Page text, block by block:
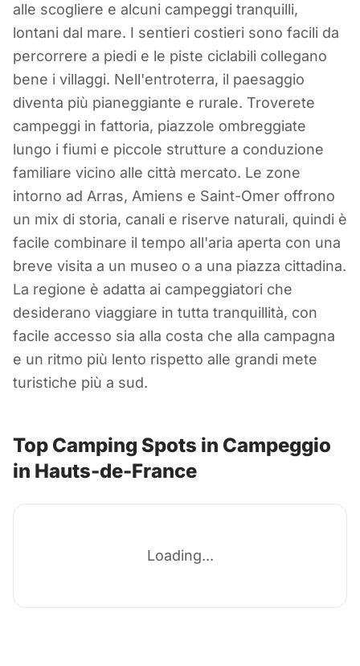
alle scogliere e alcuni campeggi tranquilli,
lontani dal mare. I sentieri costieri sono facili da
percorrere a piedi e le piste ciclabili collegano
bene i villaggi. Nell'entroterra, il paesaggio
diventa più pianeggiante e rurale. Troverete
campeggi in fattoria, piazzole ombreggiate
lungo i fiumi e piccole strutture a conduzione
familiare vicino alle città mercato. Le zone
intorno ad Arras, Amiens e Saint-Omer offrono
un mix di storia, canali e riserve naturali, quindi è
facile combinare il tempo all'aria aperta con una
breve visita a un museo o a una piazza cittadina.
La regione è adatta ai campeggiatori che
desiderano viaggiare in tutta tranquillità, con
facile accesso sia alla costa che alla campagna
e un ritmo più lento rispetto alle grandi mete
turistiche più a sud.
Top Camping Spots in Campeggio
in Hauts-de-France
Loading...